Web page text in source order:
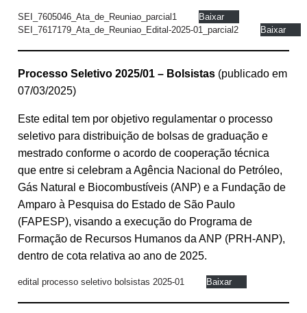
SEI_7605046_Ata_de_Reuniao_parcial1
Baixar
SEI_7617179_Ata_de_Reuniao_Edital-2025-01_parcial2
Baixar
Processo Seletivo 2025/01 – Bolsistas (publicado em
07/03/2025)
Este edital tem por objetivo regulamentar o processo
seletivo para distribuição de bolsas de graduação e
mestrado conforme o acordo de cooperação técnica
que entre si celebram a Agência Nacional do Petróleo,
Gás Natural e Biocombustíveis (ANP) e a Fundação de
Amparo à Pesquisa do Estado de São Paulo
(FAPESP), visando a execução do Programa de
Formação de Recursos Humanos da ANP (PRH-ANP),
dentro de cota relativa ao ano de 2025.
edital processo seletivo bolsistas 2025-01 Baixar